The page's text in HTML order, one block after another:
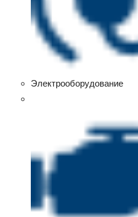
Электрооборудование